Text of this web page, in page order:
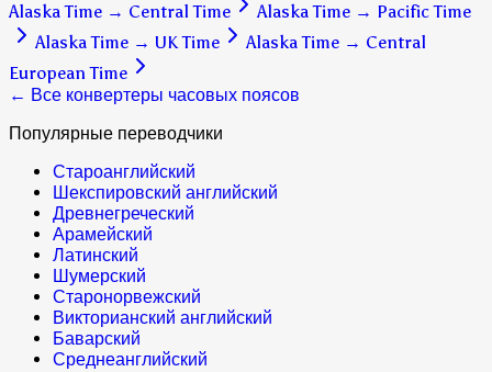
Alaska Time → Central Time Alaska Time → Pacific Time
Alaska Time → UK Time Alaska Time → Central
European Time
← Все конвертеры часовых поясов
Популярные переводчики
Староанглийский
Шекспировский английский
Древнегреческий
Арамейский
Латинский
Шумерский
Старонорвежский
Викторианский английский
Баварский
Среднеанглийский